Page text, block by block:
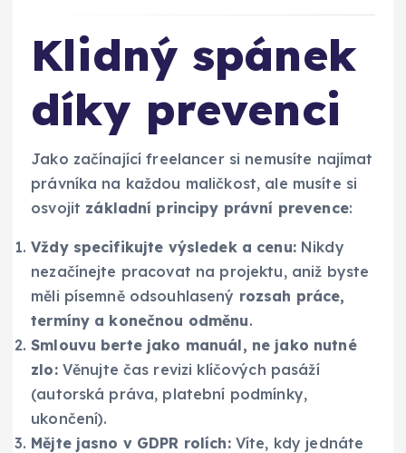
Klidný spánek
díky prevenci
Jako začínající freelancer si nemusíte najímat
právníka na každou maličkost, ale musíte si
osvojit základní principy právní prevence:
Vždy specifikujte výsledek a cenu:Nikdy
nezačínejte pracovat na projektu, aniž byste
měli písemně odsouhlasený rozsah práce,
termíny a konečnou odměnu.
Smlouvu berte jako manuál, ne jako nutné
zlo:Věnujte čas revizi klíčových pasáží
(autorská práva, platební podmínky,
ukončení).
Mějte jasno v GDPR rolích:Víte, kdy jednáte